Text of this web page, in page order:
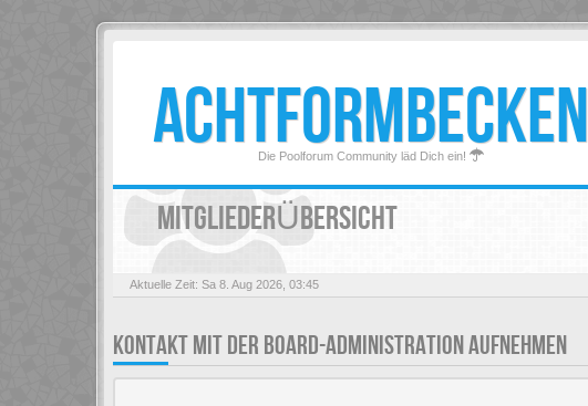
ACHTFORMBECKEN
Die Poolforum Community läd Dich ein!
MITGLIEDERÜBERSICHT
Aktuelle Zeit: Sa 8. Aug 2026, 03:45
KONTAKT MIT DER BOARD-ADMINISTRATION AUFNEHMEN